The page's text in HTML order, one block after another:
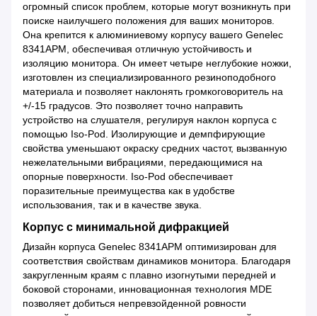
огромный список проблем, которые могут возникнуть при
поиске наилучшего положения для ваших мониторов.
Она крепится к алюминиевому корпусу вашего Genelec
8341APM, обеспечивая отличную устойчивость и
изоляцию монитора. Он имеет четыре неглубокие ножки,
изготовлен из специализированного резиноподобного
материала и позволяет наклонять громкоговоритель на
+/-15 градусов. Это позволяет точно направить
устройство на слушателя, регулируя наклон корпуса с
помощью Iso-Pod. Изолирующие и демпфирующие
свойства уменьшают окраску средних частот, вызванную
нежелательными вибрациями, передающимися на
опорные поверхности. Iso-Pod обеспечивает
поразительные преимущества как в удобстве
использования, так и в качестве звука.
Корпус с минимальной дифракцией
Дизайн корпуса Genelec 8341APM оптимизирован для
соответствия свойствам динамиков монитора. Благодаря
закругленным краям с плавно изогнутыми передней и
боковой сторонами, инновационная технология MDE
позволяет добиться непревзойденной ровности